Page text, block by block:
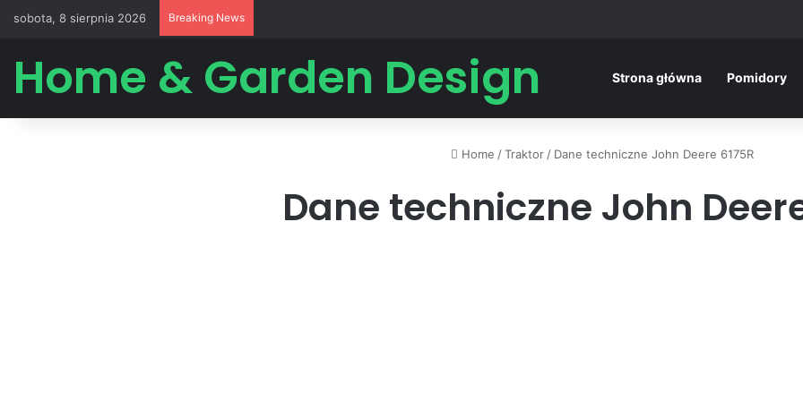
sobota, 8 sierpnia 2026 Breaking News
Home & Garden Design Strona główna Pomidory
Home /Traktor / Dane techniczne John Deere 6175R
Dane techniczne John